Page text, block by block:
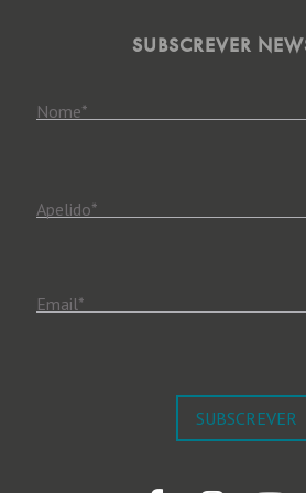
SUBSCREVER
Nome*
Apelido*
Email*
SUBSCREVER